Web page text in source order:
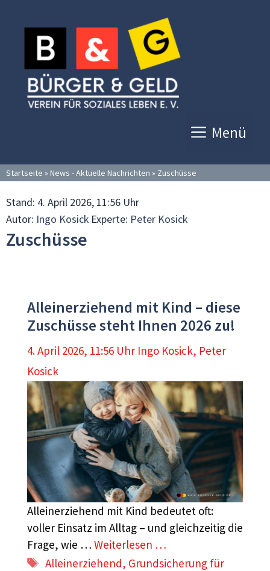
Inhalt
springen
Menü
Startseite » News - Aktuelle Nachrichten » Zuschüsse
Stand: 4. April 2026, 11:56 Uhr
Autor: Ingo Kosick Experte: Peter Kosick
Zuschüsse
Alleinerziehend mit Kind – diese
Zuschüsse steht Ihnen 2026 zu!
4. April 2026, 11:56 Uhr Ingo Kosick, Peter
Kosick
Alleinerziehend mit Kind bedeutet oft:
voller Einsatz im Alltag – und gleichzeitig die
Frage, wie … Weiterlesen …
Schlagwörter
Alleinerziehend, Grundsicherung für